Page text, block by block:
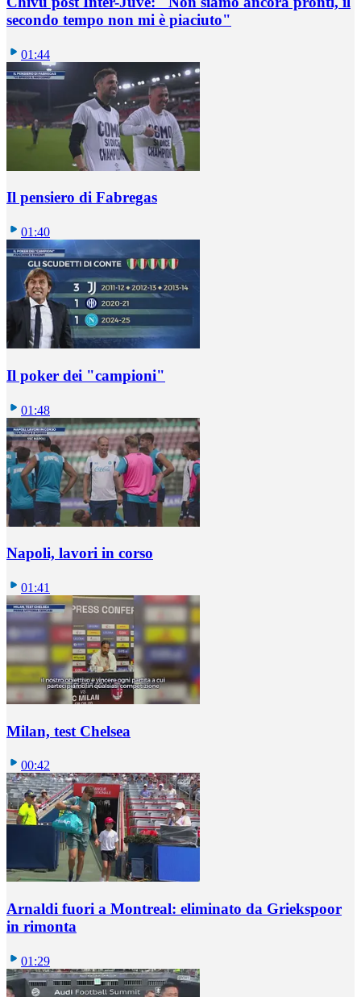
secondo tempo non mi è piaciuto"
01:44
Il pensiero di Fabregas
01:40
Il poker dei "campioni"
01:48
Napoli, lavori in corso
01:41
Milan, test Chelsea
00:42
Arnaldi fuori a Montreal: eliminato da Griekspoor
in rimonta
01:29